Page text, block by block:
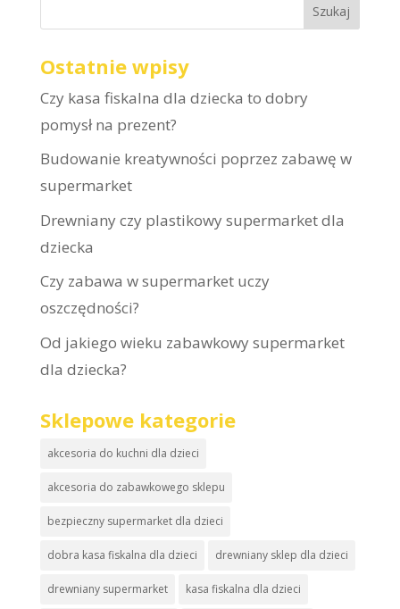
Ostatnie wpisy
Czy kasa fiskalna dla dziecka to dobry
pomysł na prezent?
Budowanie kreatywności poprzez zabawę w
supermarket
Drewniany czy plastikowy supermarket dla
dziecka
Czy zabawa w supermarket uczy
oszczędności?
Od jakiego wieku zabawkowy supermarket
dla dziecka?
Sklepowe kategorie
akcesoria do kuchni dla dzieci
akcesoria do zabawkowego sklepu
bezpieczny supermarket dla dzieci
dobra kasa fiskalna dla dzieci drewniany sklep dla dzieci
drewniany supermarket kasa fiskalna dla dzieci